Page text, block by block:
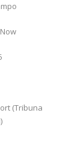
(Tribuna